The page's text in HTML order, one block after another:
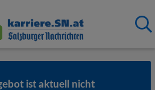
ist aktuell nicht